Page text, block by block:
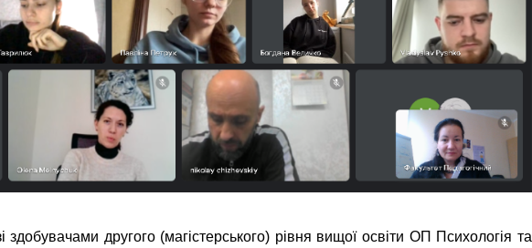
здобувачами другого (магістерського) рівня вищої освіти ОП Психологія та